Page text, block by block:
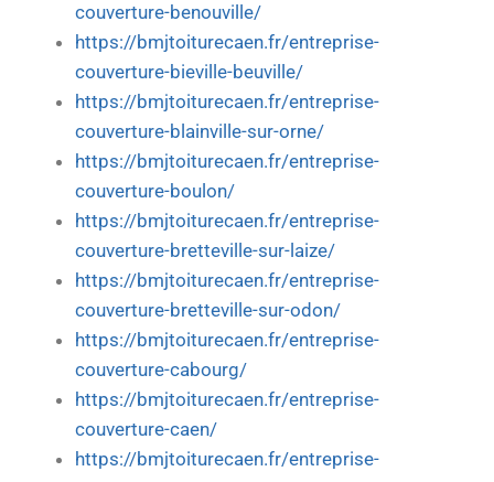
couverture-benouville/
https://bmjtoiturecaen.fr/entreprise-
couverture-bieville-beuville/
https://bmjtoiturecaen.fr/entreprise-
couverture-blainville-sur-orne/
https://bmjtoiturecaen.fr/entreprise-
couverture-boulon/
https://bmjtoiturecaen.fr/entreprise-
couverture-bretteville-sur-laize/
https://bmjtoiturecaen.fr/entreprise-
couverture-bretteville-sur-odon/
https://bmjtoiturecaen.fr/entreprise-
couverture-cabourg/
https://bmjtoiturecaen.fr/entreprise-
couverture-caen/
https://bmjtoiturecaen.fr/entreprise-